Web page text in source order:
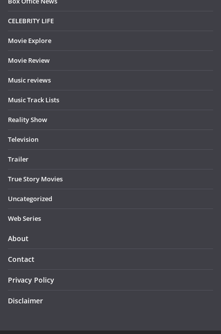
CELEBRITY LIFE
Movie Explore
Movie Review
Music reviews
Music Track Lists
Reality Show
Television
Trailer
True Story Movies
Uncategorized
Web Series
About
Contact
Privacy Policy
Disclaimer